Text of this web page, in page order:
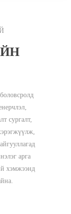
сургалт,
арга
хэмжээнд